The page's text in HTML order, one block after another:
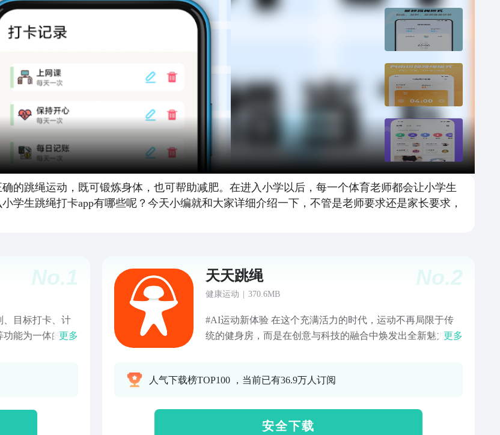
的跳绳运动，既可锻炼身体，也可帮助减肥。在进入小学以后，每一个体育老师都会让小学生
学生跳绳打卡app有哪些呢？今天小编就和大家详细介绍一下，不管是老师要求还是家长要求，
No.1
、目标打卡、计
功能为一体的计
为那个自律的
常用的看书、
水、吃水果等计
更多
No.2
天天跳绳
健康运动 370.6MB
#AI运动新体验 在这个充满活力的时代，运动不再局限于传
统的健身房，而是在创意与科技的融合中焕发出全新魅力。
身体参与游戏！经典和创新的训练动作都在这：切水果、吃
竞技！只需手机对准身体，与屏幕中的元素互动得分，随时
随地开动，即可达到减肥健身的效果！天天跳绳App，让运动
更多
人气下载榜TOP100 ，当前已有36.9万人订阅
安 全 下 载